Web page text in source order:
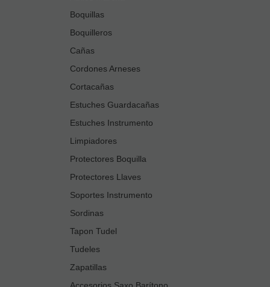
Boquillas
Boquilleros
Cañas
Cordones Arneses
Cortacañas
Estuches Guardacañas
Estuches Instrumento
Limpiadores
Protectores Boquilla
Protectores Llaves
Soportes Instrumento
Sordinas
Tapon Tudel
Tudeles
Zapatillas